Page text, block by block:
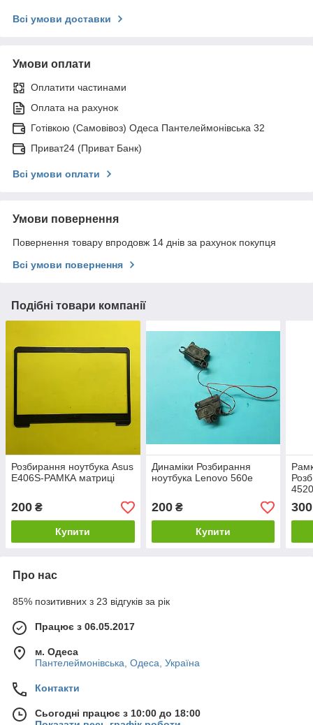
Всі умови доставки
Умови оплати
Оплатити частинами
Оплата на рахунок
Готівкою (Самовівоз) Одеса Пантелеймонівська 32
Приват24 (Приват Банк)
Всі умови оплати
Умови повернення
Повернення товару впродовж 14 днів за рахунок покупця
Всі умови повернення
Подібні товари компанії
Розбирання ноутбука Asus
E406S-РАМКА матриці
200 ₴
Купити
Динаміки Розбирання
ноутбука Lenovo 560e
200₴
Купити
300
Про нас
85% позитивних з 23 відгуків за рік
Працює з 06.05.2017
м. Одеса
Пантелеймонівська, Одеса, Україна
Контакти
Сьогодні працює з 10:00 до 18:00